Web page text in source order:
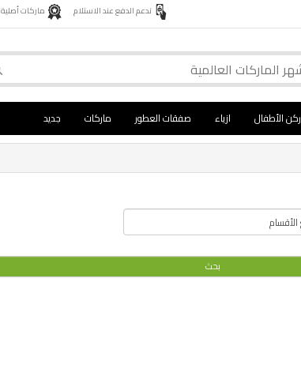
ندعم الدفع عند الاستلام ماركات أصلية 100%
ركن الأطفال ازياء صفقات العطور ماركات جديد